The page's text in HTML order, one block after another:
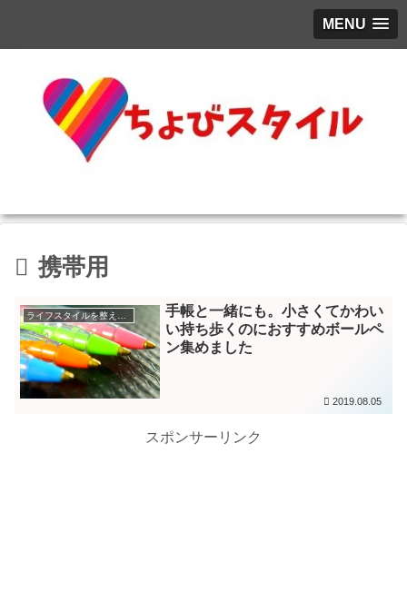
MENU
携帯用
ライフスタイルを整える方法
手帳と一緒にも。小さくてかわい
い持ち歩くのにおすすめボールペ
ン集めました
2019.08.05
スポンサーリンク